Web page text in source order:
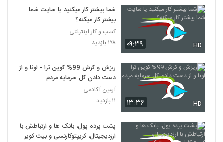
۰۹:۳۹ HD
شما بیشتر کار میکنید یا سایت شما
بیشتر کار میکنه؟
کسب و کار اینترنتی
۱۷۸ بازدید
۱۳:۳۶ HD
ریزش و کرش 99% کوین ترا - لونا و از
دست دادن کل سرمایه مردم
آرمین آکادمی
۱۱ بازدید
پشت پرده پول، بانک ها و ارتباطش با
ارزدیجیتال، کریپتوکارنسی و بیت کوین